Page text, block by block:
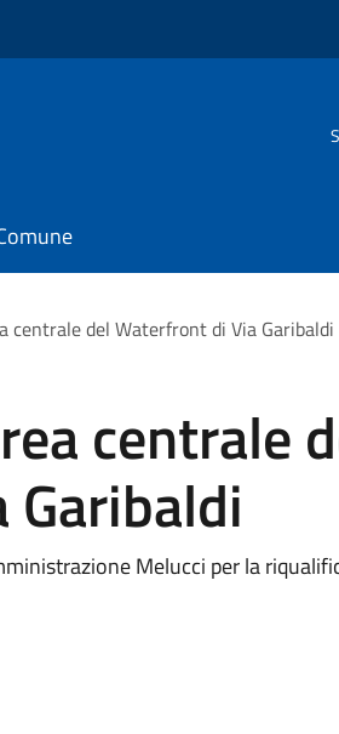
centrale del Waterfront di Via Garibaldi
centrale
Melucci per la